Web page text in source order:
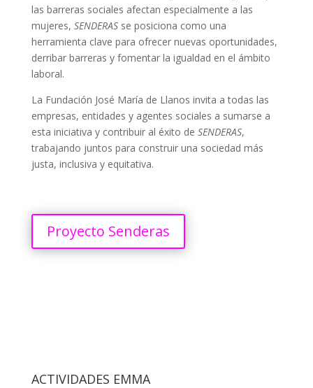
las barreras sociales afectan especialmente a las
mujeres, SENDERASse posiciona como una
herramienta clave para ofrecer nuevas oportunidades,
derribar barreras y fomentar la igualdad en el ámbito
laboral.
La Fundación José María de Llanos invita a todas las
empresas, entidades y agentes sociales a sumarse a
esta iniciativa y contribuir al éxito de SENDERAS,
trabajando juntos para construir una sociedad más
justa, inclusiva y equitativa.
Proyecto Senderas
ACTIVIDADES EMMA